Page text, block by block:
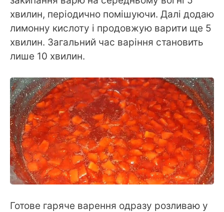
хвилин, періодично помішуючи. Далі додаю
лимонну кислоту і продовжую варити ще 5
хвилин. Загальний час варіння становить
лише 10 хвилин.
Готове гаряче варення одразу розливаю у